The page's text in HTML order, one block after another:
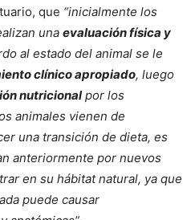
que “inicialmente los
una evaluación física y
al estado del animal se le
clínico apropiado, luego
nutricionalpor los
animales vienen de
una transición de dieta, es
anteriormente por nuevos
en su hábitat natural, ya que
puede causar